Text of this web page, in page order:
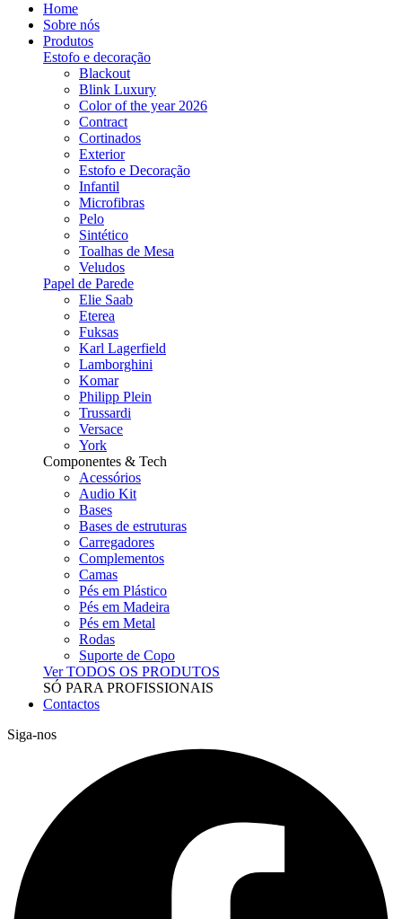
Home
Sobre nós
Produtos
Estofo e decoração
Blackout
Blink Luxury
Color of the year 2026
Contract
Cortinados
Exterior
Estofo e Decoração
Infantil
Microfibras
Pelo
Sintético
Toalhas de Mesa
Veludos
Papel de Parede
Elie Saab
Eterea
Fuksas
Karl Lagerfield
Lamborghini
Komar
Philipp Plein
Trussardi
Versace
York
Componentes & Tech
Acessórios
Audio Kit
Bases
Bases de estruturas
Carregadores
Complementos
Camas
Pés em Plástico
Pés em Madeira
Pés em Metal
Rodas
Suporte de Copo
Ver TODOS OS PRODUTOS
SÓ PARA PROFISSIONAIS
Contactos
Siga-nos